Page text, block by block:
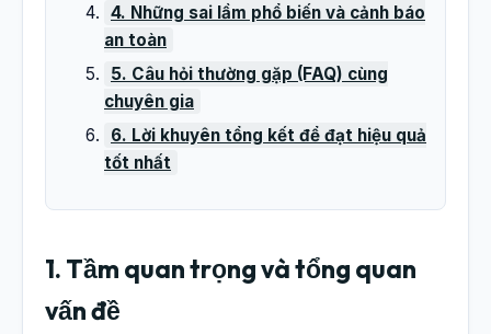
4. Những sai lầm phổ biến và cảnh báo
an toàn
5. Câu hỏi thường gặp (FAQ) cùng
chuyên gia
6. Lời khuyên tổng kết để đạt hiệu quả
tốt nhất
1. Tầm quan trọng và tổng quan
vấn đề